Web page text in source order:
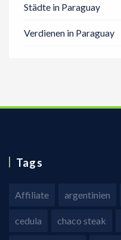
Städte in Paraguay
Verdienen in Paraguay
Tags
Affiliate argentinien
cedula chaco steak